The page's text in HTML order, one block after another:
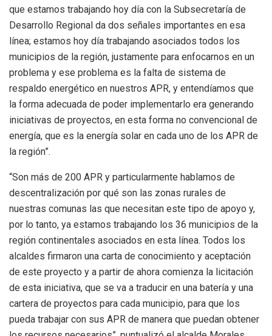
que estamos trabajando hoy día con la Subsecretaría de
Desarrollo Regional da dos señales importantes en esa
línea; estamos hoy día trabajando asociados todos los
municipios de la región, justamente para enfocarnos en un
problema y ese problema es la falta de sistema de
respaldo energético en nuestros APR, y entendíamos que
la forma adecuada de poder implementarlo era generando
iniciativas de proyectos, en esta forma no convencional de
energía, que es la energía solar en cada uno de los APR de
la región”.
“Son más de 200 APR y particularmente hablamos de
descentralización por qué son las zonas rurales de
nuestras comunas las que necesitan este tipo de apoyo y,
por lo tanto, ya estamos trabajando los 36 municipios de la
región continentales asociados en esta línea. Todos los
alcaldes firmaron una carta de conocimiento y aceptación
de este proyecto y a partir de ahora comienza la licitación
de esta iniciativa, que se va a traducir en una batería y una
cartera de proyectos para cada municipio, para que los
pueda trabajar con sus APR de manera que puedan obtener